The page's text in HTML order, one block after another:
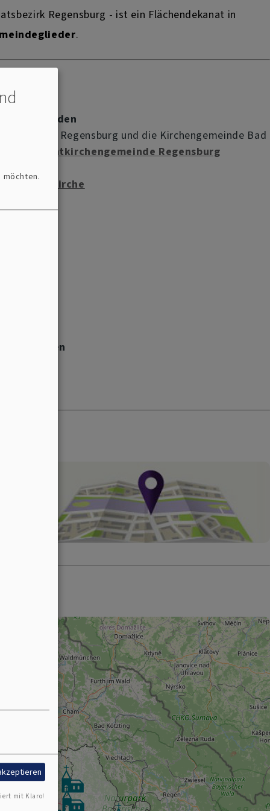
Regensburg - ist ein Flächendekanat in
.
in Regensburg und die Kirchengemeinde Bad
Gesamtkirchengemeinde Regensburg
mit Klaro!